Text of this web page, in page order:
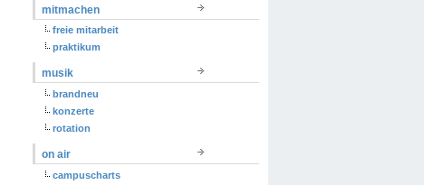
mitmachen
freie mitarbeit
praktikum
musik
brandneu
konzerte
rotation
on air
campuscharts